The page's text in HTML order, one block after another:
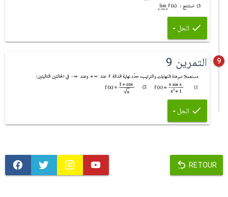
الحل
9 التمرين 9
الحل
RETOUR